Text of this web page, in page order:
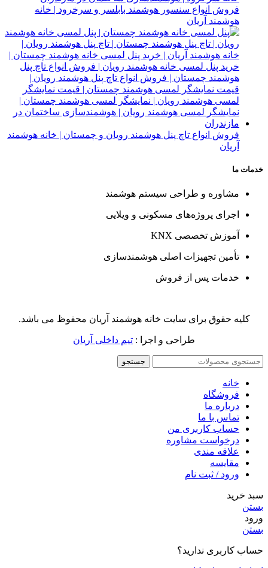
فروش انواع سنسور هوشمند بابلسر و سرخرود | خانه
هوشمند آریان
فروش انواع تاچ پنل هوشمند رویان و چمستان | خانه هوشمند
آریان
خدمات ما
مشاوره و طراحی سیستم هوشمند
اجرای پروژه‌های مسکونی و ویلایی
آموزش تخصصی KNX
تأمین تجهیزات اصلی هوشمندسازی
خدمات پس از فروش
کلیه حقوق برای سایت خانه هوشمند آریان محفوظ می باشد.
طراحی و اجرا : تیم داخلی آریان
جستجو
خانه
فروشگاه
درباره ما
تماس با ما
حساب کاربری من
درخواست مشاوره
علاقه مندی
مقايسه
ورود / ثبت نام
سبد خرید
بستن
ورود
بستن
حساب کاربری ندارید؟